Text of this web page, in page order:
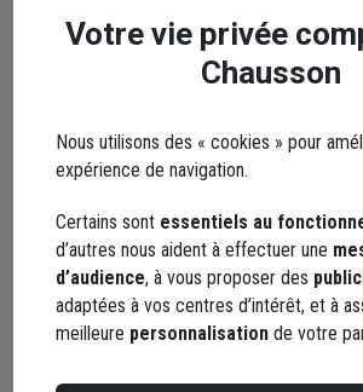
Votre vie privée
Chausson
Nous utilisons des « cookies » pour
expérience de navigation.
Certains sont essentiels au
d’autres nous aident à effectuer une
d’audience, à vous proposer des
adaptées à vos centres d’intérêt, et à
meilleure personnalisation de votre